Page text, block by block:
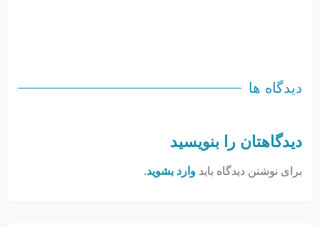
دیدگاه ها
دیدگاهتان را بنویسید
برای نوشتن دیدگاه باید وارد بشوید.